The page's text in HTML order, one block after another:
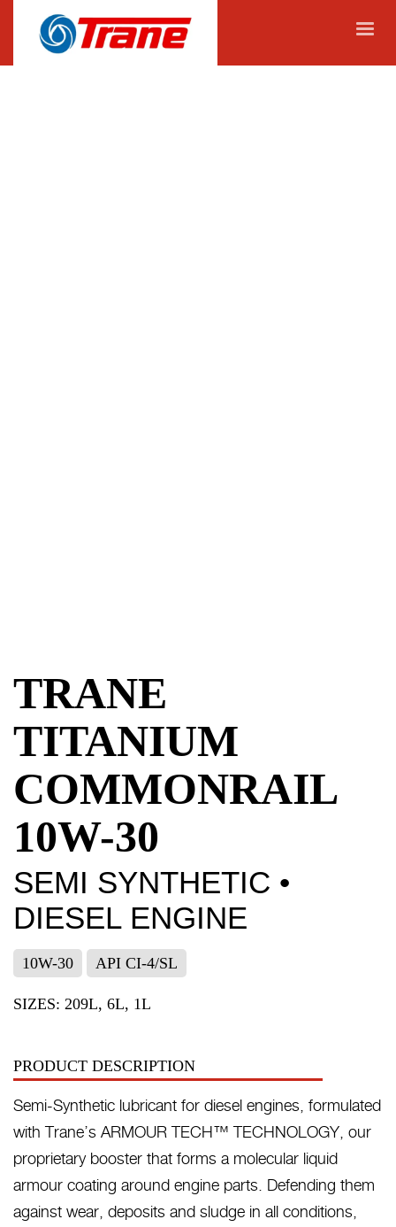
TRANE
TITANIUM
COMMONRAIL
10W-30
SEMI SYNTHETIC •
DIESEL ENGINE
10W-30 API CI-4/SL
SIZES: 209L, 6L, 1L
PRODUCT DESCRIPTION
Semi-Synthetic lubricant for diesel engines, formulated
with Trane’s ARMOUR TECH™ TECHNOLOGY, our
proprietary booster that forms a molecular liquid
armour coating around engine parts. Defending them
against wear, deposits and sludge in all conditions,